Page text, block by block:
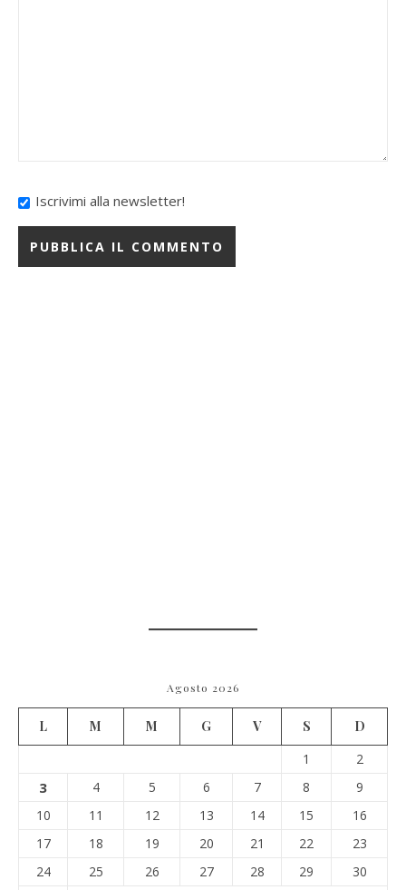
Iscrivimi alla newsletter!
Agosto 2026
L M M G V S
D
1
2
3 4 5 6 7 8
9
10
11 12 13 14 15
16
17
18 19 20 21 22
23
24
25 26 27 28 29
30